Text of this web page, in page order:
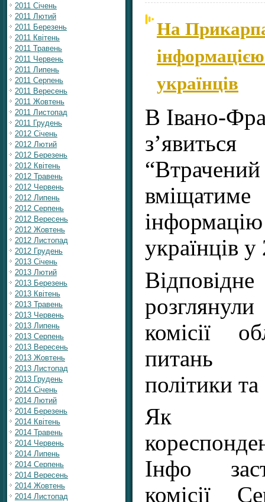
2011 Січень
2011 Лютий
2011 Березень
2011 Квітень
2011 Травень
2011 Червень
2011 Липень
2011 Серпень
2011 Вересень
2011 Жовтень
2011 Листопад
2011 Грудень
2012 Січень
2012 Лютий
2012 Березень
2012 Квітень
2012 Травень
2012 Червень
2012 Липень
2012 Серпень
2012 Вересень
2012 Жовтень
2012 Листопад
2012 Грудень
2013 Січень
2013 Лютий
2013 Березень
2013 Квітень
2013 Травень
2013 Червень
2013 Липень
2013 Серпень
2013 Вересень
2013 Жовтень
2013 Листопад
2013 Грудень
2014 Січень
2014 Лютий
2014 Березень
2014 Квітень
2014 Травень
2014 Червень
2014 Липень
2014 Серпень
2014 Вересень
2014 Жовтень
2014 Листопад
На
українців
В Івано-
з’явиться
українців у
комісії
питань
політики
Як
Інфо
комісії